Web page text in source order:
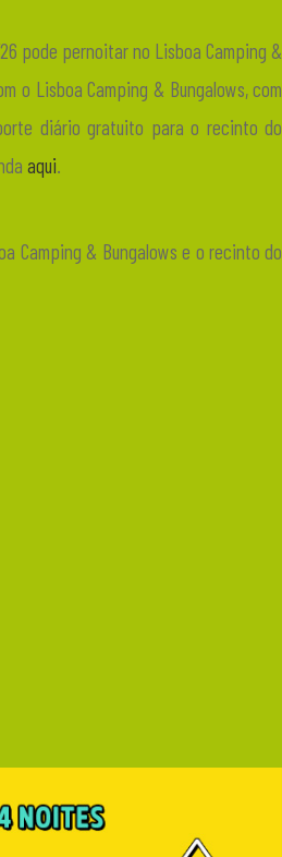
pode pernoitar no Lisboa Camping &
o Lisboa Camping & Bungalows, com
diário gratuito para o recinto do
aqui
Camping & Bungalows e o recinto do